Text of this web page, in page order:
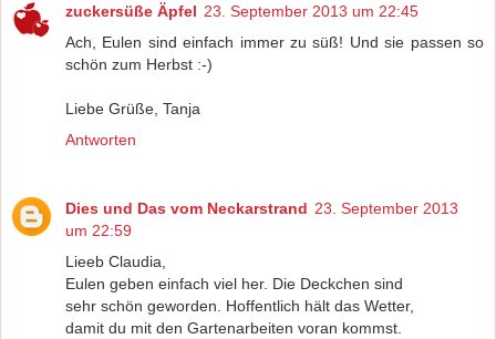
zuckersüße Äpfel 23. September 2013 um 22:45
Ach, Eulen sind einfach immer zu süß! Und sie passen so
schön zum Herbst :-)
Liebe Grüße, Tanja
Antworten
Dies und Das vom Neckarstrand 23. September 2013
um 22:59
Lieeb Claudia,
Eulen geben einfach viel her. Die Deckchen sind
sehr schön geworden. Hoffentlich hält das Wetter,
damit du mit den Gartenarbeiten voran kommst.